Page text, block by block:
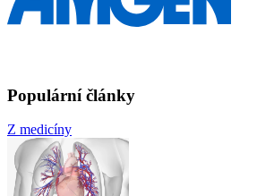
Populární články
Z medicíny